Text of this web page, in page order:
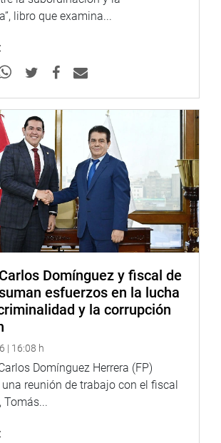
urgentes y plantear soluciones
la ciudadanía a participar activamente
que respondan a las necesidades de
de 2025
libro que examina...
Domínguez y fiscal de
esfuerzos en la lucha
y la corrupción
| 16:08 h
Domínguez Herrera (FP)
reunión de trabajo con el fiscal
Tomás...